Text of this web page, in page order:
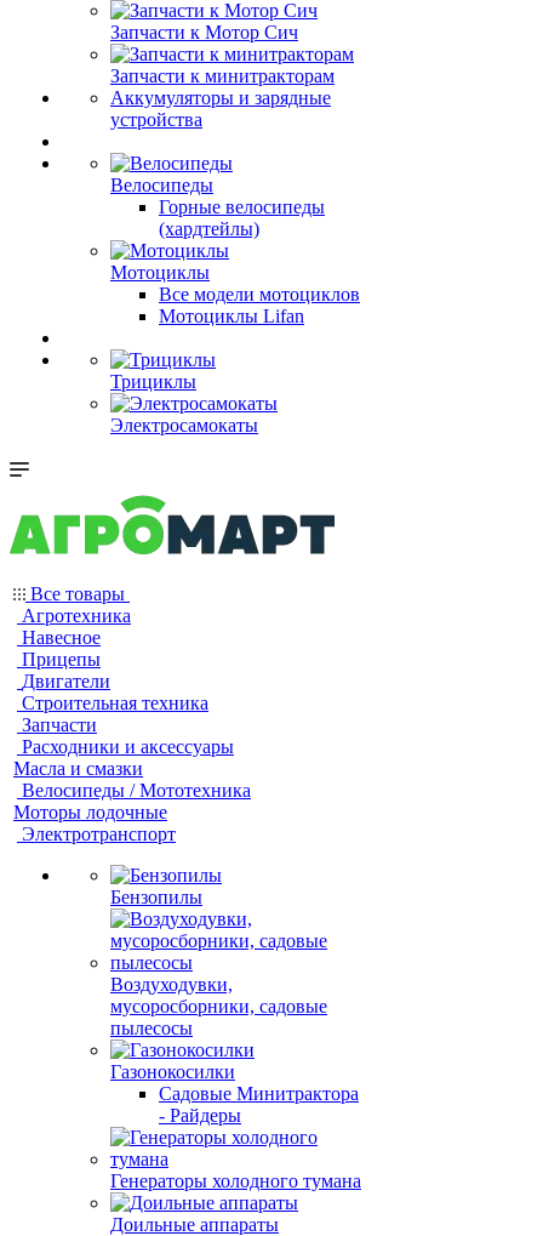
Запчасти к Мотор Сич
Запчасти к минитракторам
Аккумуляторы и зарядные
устройства
Велосипеды
Горные велосипеды
(хардтейлы)
Мотоциклы
Все модели мотоциклов
Мотоциклы Lifan
Трициклы
Электросамокаты
Все товары
Агротехника
Навесное
Прицепы
Двигатели
Строительная техника
Запчасти
Расходники и аксессуары
Масла и смазки
Велосипеды / Мототехника
Моторы лодочные
Электротранспорт
Бензопилы
Воздуходувки,
мусоросборники, cадовые
пылесосы
Газонокосилки
Садовые Минитрактора
- Райдеры
Генераторы холодного тумана
Доильные аппараты